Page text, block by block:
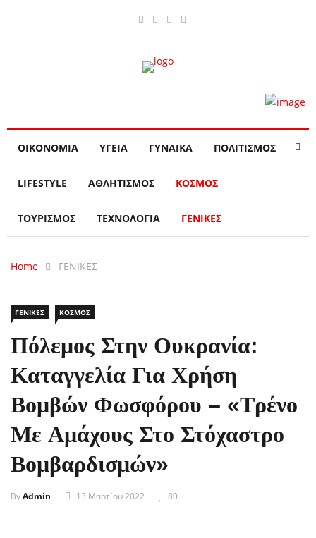
ΟΙΚΟΝΟΜΙΑ ΥΓΕΙΑ ΓΥΝΑΙΚΑ ΠΟΛΙΤΙΣΜΟΣ
LIFESTYLE ΑΘΛΗΤΙΣΜΟΣ ΚΟΣΜΟΣ
ΤΟΥΡΙΣΜΟΣ ΤΕΧΝΟΛΟΓΙΑ ΓΕΝΙΚΕΣ
Home ΓΕΝΙΚΕΣ
ΓΕΝΙΚΕΣ ΚΟΣΜΟΣ
Πόλεμος Στην Ουκρανία:
Καταγγελία Για Χρήση
Βομβών Φωσφόρου – «Τρένο
Με Αμάχους Στο Στόχαστρο
Βομβαρδισμών»
ByAdmin 13 Μαρτίου 2022 80